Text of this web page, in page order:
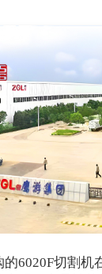
6020F切割机